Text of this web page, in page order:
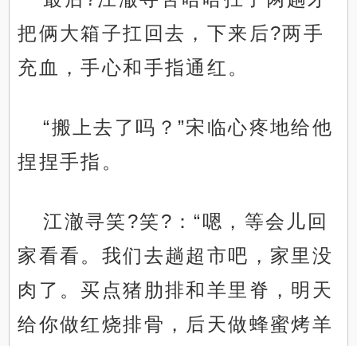
把俩大箱子扛回去，下来后?两手
充血，手心和手指通红。
“搬上去了吗？”宋临心疼地给他
捏捏手指。
江澈寻笑?笑?：“嗯，等会儿回
家看看。我们去趟超市吧，家里没
肉了。买点猪肋排和羊里脊，明天
给你做红烧排骨，后天做蜂蜜烤羊